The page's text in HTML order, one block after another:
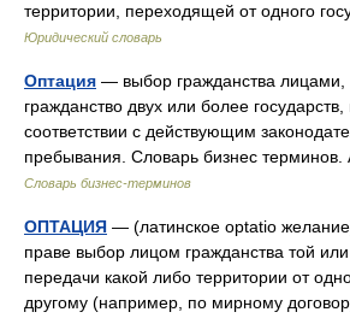
территории, переходящей от одного
Юридический словарь
Оптация — выбор гражданства
гражданство двух или более
соответствии с действующим
пребывания. Словарь бизнес
Словарь бизнес-терминов
ОПТАЦИЯ — (латинское optatio
праве выбор лицом гражданства той
передачи какой либо территории от
другому (например, по мирному